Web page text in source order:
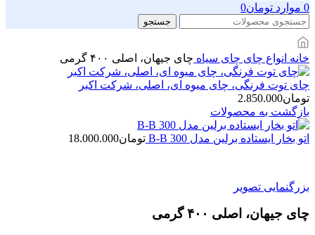
0 موارد تومان0
جستجو
خانه انواع چای چای سیاه چای جیهان، اصلی ۴۰۰ گرمی
چای توت فرنگی، چای میوه ای، اصلی، شرکت اکبر
تومان2.850.000
بازگشت به محصولات
اتو بخار ایستاده برلین مدل 300 B-B تومان18.000.000
بزرگنمایی تصویر
چای جیهان، اصلی ۴۰۰ گرمی